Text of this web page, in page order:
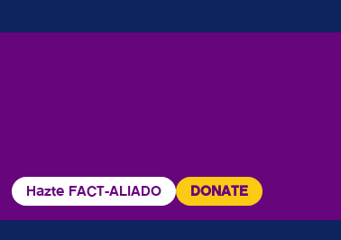
Hazte FACT-ALIADO DONATE